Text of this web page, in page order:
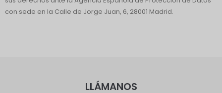
con sede en la Calle de Jorge Juan, 6, 28001 Madrid.
LLÁMANOS